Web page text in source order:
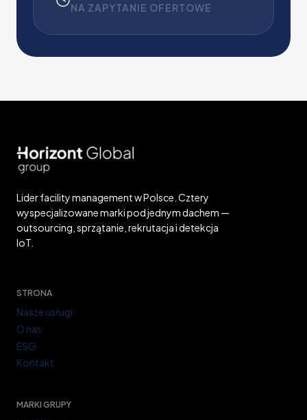
NA ZAPYTANIE OFERTOWE
Lider facility management w Polsce. Cztery
wyspecjalizowane marki pod jednym dachem —
outsourcing, sprzątanie, rekrutacja i detekcja
IoT.
STRONA
Nasze usługi
O nas
ESG
Kontakt
MARKI GRUPY